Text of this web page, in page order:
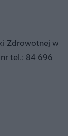
Zdrowotnej w
tel.: 84 696